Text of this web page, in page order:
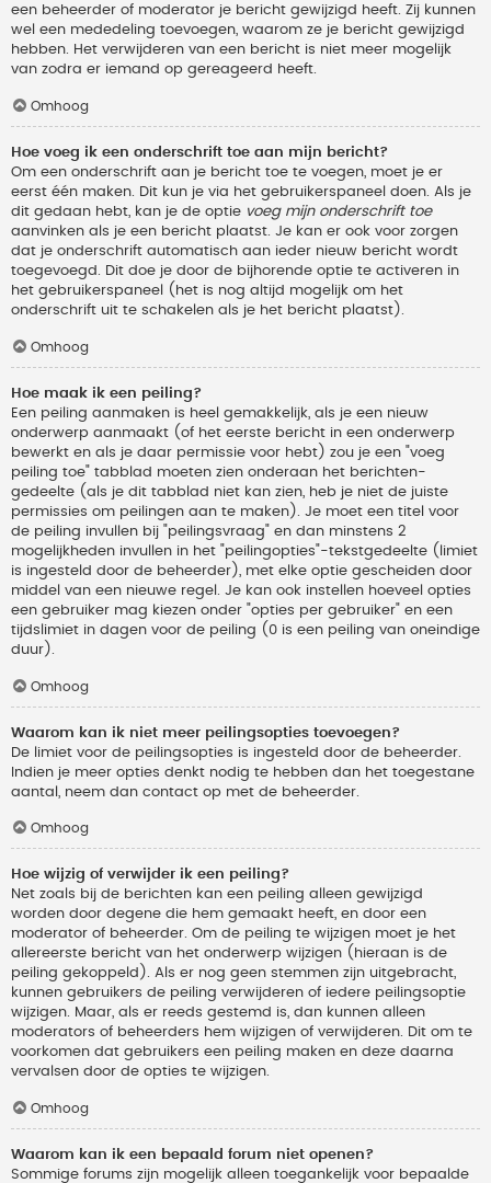
een beheerder of moderator je bericht gewijzigd heeft. Zij kunnen
wel een mededeling toevoegen, waarom ze je bericht gewijzigd
hebben. Het verwijderen van een bericht is niet meer mogelijk
van zodra er iemand op gereageerd heeft.
Omhoog
Hoe voeg ik een onderschrift toe aan mijn bericht?
Om een onderschrift aan je bericht toe te voegen, moet je er
eerst één maken. Dit kun je via het gebruikerspaneel doen. Als je
dit gedaan hebt, kan je de optie voeg mijn onderschrift toe
aanvinken als je een bericht plaatst. Je kan er ook voor zorgen
dat je onderschrift automatisch aan ieder nieuw bericht wordt
toegevoegd. Dit doe je door de bijhorende optie te activeren in
het gebruikerspaneel (het is nog altijd mogelijk om het
onderschrift uit te schakelen als je het bericht plaatst).
Omhoog
Hoe maak ik een peiling?
Een peiling aanmaken is heel gemakkelijk, als je een nieuw
onderwerp aanmaakt (of het eerste bericht in een onderwerp
bewerkt en als je daar permissie voor hebt) zou je een "voeg
peiling toe" tabblad moeten zien onderaan het berichten-
gedeelte (als je dit tabblad niet kan zien, heb je niet de juiste
permissies om peilingen aan te maken). Je moet een titel voor
de peiling invullen bij "peilingsvraag" en dan minstens 2
mogelijkheden invullen in het "peilingopties"-tekstgedeelte (limiet
is ingesteld door de beheerder), met elke optie gescheiden door
middel van een nieuwe regel. Je kan ook instellen hoeveel opties
een gebruiker mag kiezen onder "opties per gebruiker" en een
tijdslimiet in dagen voor de peiling (0 is een peiling van oneindige
duur).
Omhoog
Waarom kan ik niet meer peilingsopties toevoegen?
De limiet voor de peilingsopties is ingesteld door de beheerder.
Indien je meer opties denkt nodig te hebben dan het toegestane
aantal, neem dan contact op met de beheerder.
Omhoog
Hoe wijzig of verwijder ik een peiling?
Net zoals bij de berichten kan een peiling alleen gewijzigd
worden door degene die hem gemaakt heeft, en door een
moderator of beheerder. Om de peiling te wijzigen moet je het
allereerste bericht van het onderwerp wijzigen (hieraan is de
peiling gekoppeld). Als er nog geen stemmen zijn uitgebracht,
kunnen gebruikers de peiling verwijderen of iedere peilingsoptie
wijzigen. Maar, als er reeds gestemd is, dan kunnen alleen
moderators of beheerders hem wijzigen of verwijderen. Dit om te
voorkomen dat gebruikers een peiling maken en deze daarna
vervalsen door de opties te wijzigen.
Omhoog
Waarom kan ik een bepaald forum niet openen?
Sommige forums zijn mogelijk alleen toegankelijk voor bepaalde